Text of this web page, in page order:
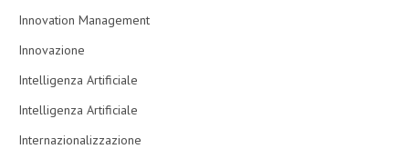
Innovation Management
Innovazione
Intelligenza Artificiale
Intelligenza Artificiale
Internazionalizzazione